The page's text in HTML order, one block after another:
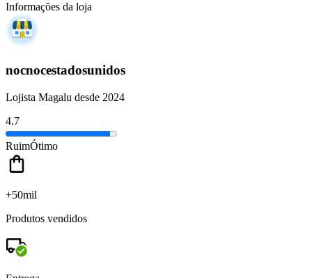
Informações da loja
nocnocestadosunidos
Lojista Magalu desde 2024
4.7
RuimÓtimo
+50mil
Produtos vendidos